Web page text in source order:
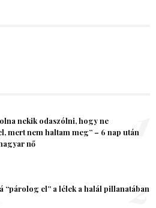
nekik odaszólni, hogy ne
mert nem haltam meg” – 6 nap után
nő
1
“párolog el” a lélek a halál pillanatában
2